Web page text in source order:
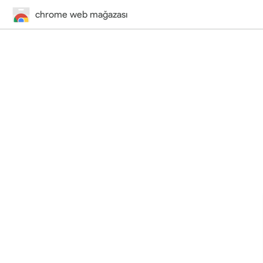
chrome web mağazası